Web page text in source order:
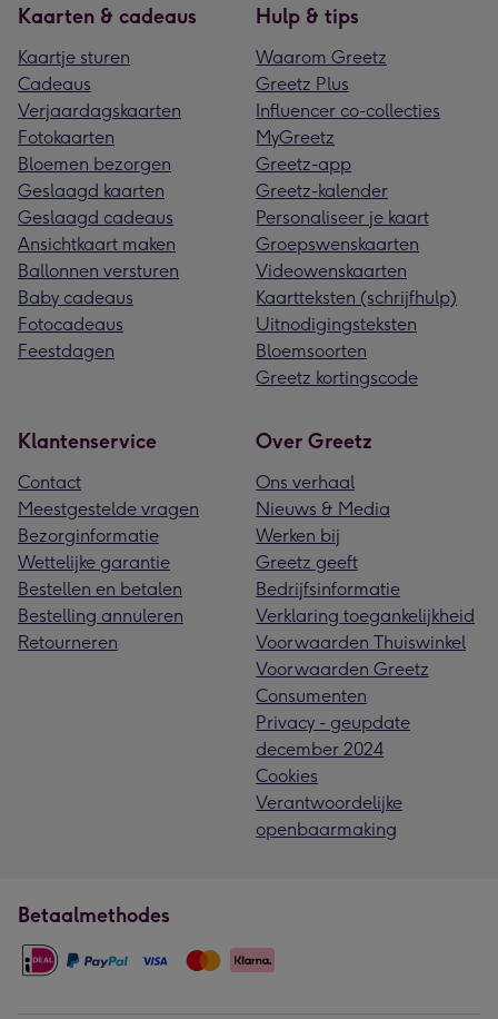
Kaarten & cadeaus
Kaartje sturen
Cadeaus
Verjaardagskaarten
Fotokaarten
Bloemen bezorgen
Geslaagd kaarten
Geslaagd cadeaus
Ansichtkaart maken
Ballonnen versturen
Baby cadeaus
Fotocadeaus
Feestdagen
Hulp & tips
Waarom Greetz
Greetz Plus
Influencer co-collecties
MyGreetz
Greetz-app
Greetz-kalender
Personaliseer je kaart
Groepswenskaarten
Videowenskaarten
Kaartteksten (schrijfhulp)
Uitnodigingsteksten
Bloemsoorten
Greetz kortingscode
Klantenservice
Contact
Meestgestelde vragen
Bezorginformatie
Wettelijke garantie
Bestellen en betalen
Bestelling annuleren
Retourneren
Over Greetz
Ons verhaal
Nieuws & Media
Werken bij
Greetz geeft
Bedrijfsinformatie
Verklaring toegankelijkheid
Voorwaarden Thuiswinkel
Voorwaarden Greetz
Consumenten
Privacy - geupdate
december 2024
Cookies
Verantwoordelijke
openbaarmaking
Betaalmethodes